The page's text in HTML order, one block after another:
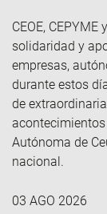
CEOE,
solidaridad y
empresas,
durante estos
de
Autónoma de
nacional.
03 AGO 2026